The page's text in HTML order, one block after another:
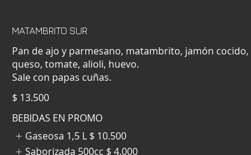
MATAMBRITO SUR
Pan de ajo y parmesano, matambrito, jamón cocido,
queso, tomate, alioli, huevo.
Sale con papas cuñas.
$ 13.500
BEBIDAS EN PROMO
Gaseosa 1,5 L $ 10.500
Saborizada 500cc $ 4.000